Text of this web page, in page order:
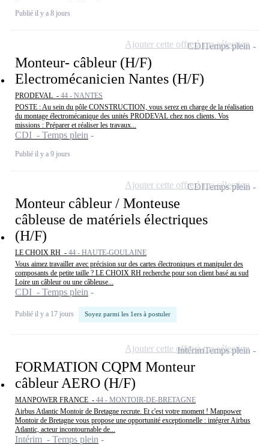
Publié il y a 8 jours
Monteur- câbleur (H/F)
Electromécanicien Nantes (H/F)
PRODEVAL - 44 - NANTES
POSTE : Au sein du pôle CONSTRUCTION, vous serez en charge de la réalisation
du montage électromécanique des unités PRODEVAL chez nos clients. Vos
missions : Préparer et réaliser les travaux...
CDI - Temps plein
Publié il y a 9 jours
CDITemps plein
Ajouter cette offre à ma sélection
Monteur câbleur / Monteuse
câbleuse de matériels électriques
(H/F)
LE CHOIX RH - 44 - HAUTE-GOULAINE
Vous aimez travailler avec précision sur des cartes électroniques et manipuler des
composants de petite taille ? LE CHOIX RH recherche pour son client basé au sud
Loire un câbleur ou une câbleuse...
CDI - Temps plein
Publié il y a 17 jours Soyez parmi les 1ers à postuler
CDITemps plein
Ajouter cette offre à ma sélection
FORMATION CQPM Monteur
câbleur AERO (H/F)
MANPOWER FRANCE - 44 - MONTOIR-DE-BRETAGNE
Airbus Atlantic Montoir de Bretagne recrute. Et c'est votre moment ! Manpower
Montoir de Bretagne vous propose une opportunité exceptionnelle : intégrer Airbus
Atlantic, acteur incontournable de...
Intérim - Temps plein
IntérimTemps plein
Ajouter cette offre à ma sélection